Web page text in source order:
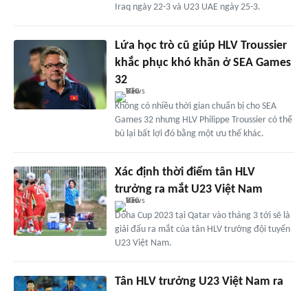
Iraq ngày 22-3 và U23 UAE ngày 25-3.
Lứa học trò cũ giúp HLV Troussier
khắc phục khó khăn ở SEA Games
32
Không có nhiều thời gian chuẩn bị cho SEA
Games 32 nhưng HLV Philippe Troussier có thể
bù lại bất lợi đó bằng một ưu thế khác.
Xác định thời điểm tân HLV
trưởng ra mắt U23 Việt Nam
Doha Cup 2023 tại Qatar vào tháng 3 tới sẽ là
giải đấu ra mắt của tân HLV trưởng đội tuyển
U23 Việt Nam.
Tân HLV trưởng U23 Việt Nam ra